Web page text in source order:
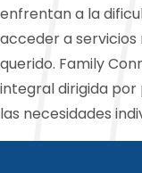
enfrentan a la
acceder a servicios
querido. Family
integral dirigida
las necesidades